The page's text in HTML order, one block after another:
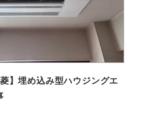
】埋め込み型ハウジングエ